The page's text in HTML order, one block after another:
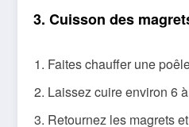
3. Cuisson des
Faites chauffer une
Laissez cuire environ 6
Retournez les magrets